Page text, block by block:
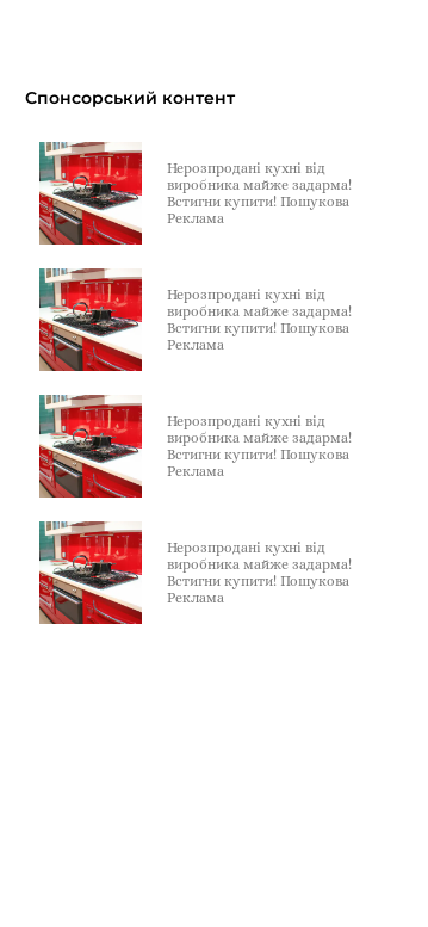
Спонсорський контент
Нерозпродані кухні від
виробника майже задарма!
Встигни купити! Пошукова
Реклама
Нерозпродані кухні від
виробника майже задарма!
Встигни купити! Пошукова
Реклама
Нерозпродані кухні від
виробника майже задарма!
Встигни купити! Пошукова
Реклама
Нерозпродані кухні від
виробника майже задарма!
Встигни купити! Пошукова
Реклама